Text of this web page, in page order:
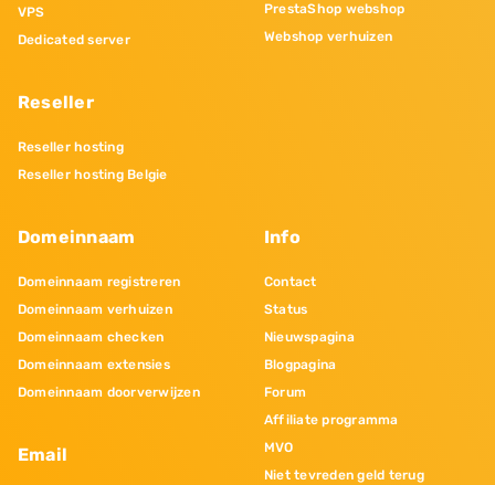
VPS
Dedicated server
Reseller
Reseller hosting
Reseller hosting Belgie
PrestaShop webshop
Webshop verhuizen
Domeinnaam
Domeinnaam registreren
Domeinnaam verhuizen
Domeinnaam checken
Domeinnaam extensies
Domeinnaam doorverwijzen
Email
Info
Contact
Status
Nieuwspagina
Blogpagina
Forum
Affiliate programma
MVO
Niet tevreden geld terug